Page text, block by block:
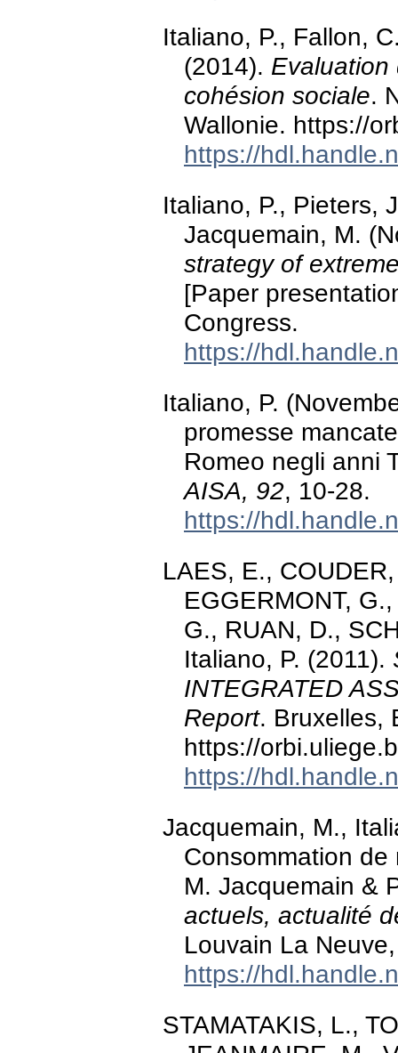
Italiano, P., Fallon,
(2014). Evaluation
cohésion sociale.
Wallonie. https://
https://
Italiano, P., Pieters,
Jacquemain, M.
strategy of
[Paper
Congress.
https://
Italiano, P.
promesse
Romeo negli anni
AISA, 92, 10-28.
https://
LAES, E.,
EGGERMONT,
G., RUAN, D.,
Italiano, P. (2011).
INTEGRATED
Report. Bruxelles,
https://
https://
Jacquemain, M.,
Consommation
M. Jacquemain &
actuels, actualité
Louvain La
https://
STAMATAKIS, L.,